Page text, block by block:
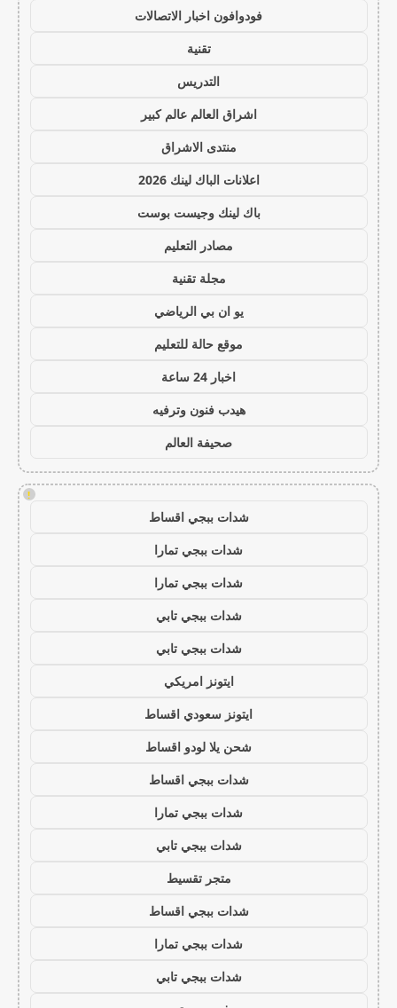
فودوافون اخبار الاتصالات
تقنية
التدريس
اشراق العالم عالم كبير
منتدى الاشراق
اعلانات الباك لينك 2026
باك لينك وجيست بوست
مصادر التعليم
مجلة تقنية
يو ان بي الرياضي
موقع حالة للتعليم
اخبار 24 ساعة
هيدب فنون وترفيه
صحيفة العالم
!
شدات ببجي اقساط
شدات ببجي تمارا
شدات ببجي تمارا
شدات ببجي تابي
شدات ببجي تابي
ايتونز امريكي
ايتونز سعودي اقساط
شحن يلا لودو اقساط
شدات ببجي اقساط
شدات ببجي تمارا
شدات ببجي تابي
متجر تقسيط
شدات ببجي اقساط
شدات ببجي تمارا
شدات ببجي تابي